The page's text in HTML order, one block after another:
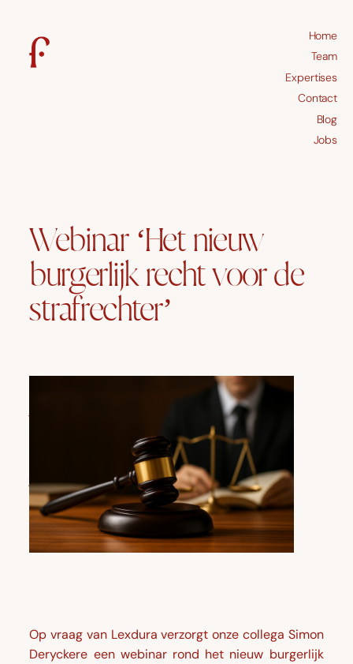
Home
Team
Expertises
Contact
Blog
Jobs
Webinar ‘Het nieuw
burgerlijk recht voor de
strafrechter’
Webinar
recht voor
strafrechter’
Op vraag van Lexdura verzorgt onze collega Simon
Deryckere een webinar rond het nieuw burgerlijk